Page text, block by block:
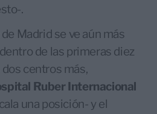
.
Madrid se ve aún más
de las primeras diez
centros más,
Ruber Internacional
una posición- y el